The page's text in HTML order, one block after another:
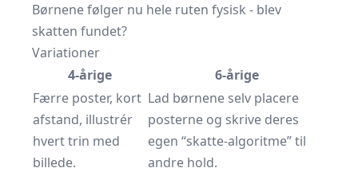
Børnene følger nu hele ruten fysisk - blev
skatten fundet?
Variationer
4-årige
6-årige
Færre poster, kort
afstand, illustrér
hvert trin med
billede.
Lad børnene selv placere
posterne og skrive deres
egen “skatte-algoritme” til
andre hold.